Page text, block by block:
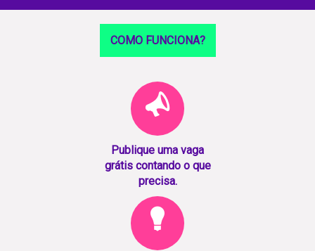
COMO FUNCIONA?
Publique uma vaga
grátis contando o que
precisa.